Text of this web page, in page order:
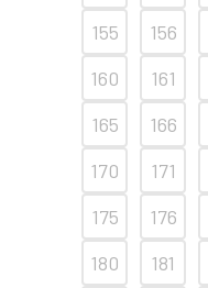
155
156
160
161
165
166
170
171
175
176
180
181